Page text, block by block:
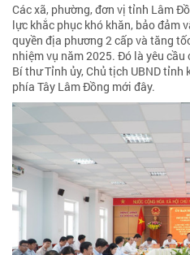
Các xã, phường, đơn vị tỉnh Lâm
lực khắc phục khó khăn, bảo đảm
quyền địa phương 2 cấp và tăng
nhiệm vụ năm 2025. Đó là yêu
Bí thư Tỉnh ủy, Chủ tịch UBND
phía Tây Lâm Đồng mới đây.